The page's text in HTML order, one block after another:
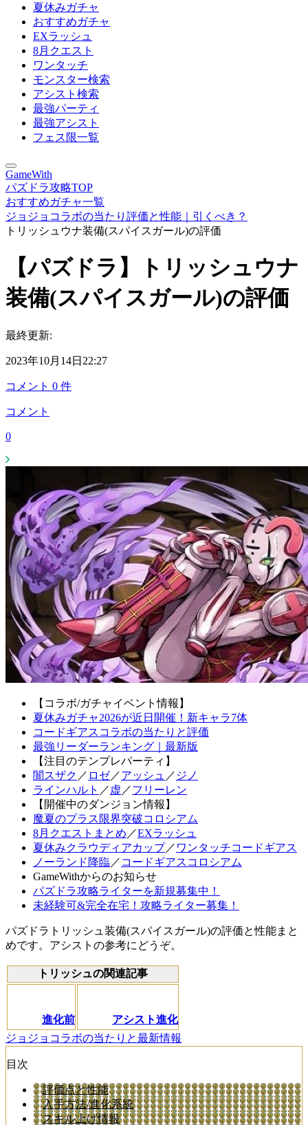
夏休みガチャ
おすすめガチャ
EXラッシュ
8月クエスト
ワンタッチ
モンスター検索
アシスト検索
最強パーティ
最強アシスト
フェス限一覧
GameWith
パズドラ攻略TOP
おすすめガチャ一覧
ジョジョコラボの当たり評価と性能｜引くべき？
トリッシュウナ装備(スパイスガール)の評価
【パズドラ】トリッシュウナ
装備(スパイスガール)の評価
最終更新:
2023年10月14日22:27
コメント 0 件
コメント
0
【コラボ/ガチャイベント情報】
夏休みガチャ2026が近日開催！新キャラ7体
コードギアスコラボの当たりと評価
最強リーダーランキング｜最新版
【注目のテンプレパーティ】
闇スザク ／ ロゼ／アッシュ ／ ジノ
ラインハルト ／ 虚 ／フリーレン
【開催中のダンジョン情報】
魔夏のプラス限界突破コロシアム
8月クエストまとめ ／EXラッシュ
夏休みクラウディアカップ／ ワンタッチコードギアス
ノーランド降臨／ コードギアスコロシアム
GameWithからのお知らせ
パズドラ攻略ライターを新規募集中！
未経験可&完全在宅！攻略ライター募集！
パズドラトリッシュ装備(スパイスガール)の評価と性能まと
めです。アシストの参考にどうぞ。
トリッシュの関連記事
進化前
アシスト進化
ジョジョコラボの当たりと最新情報
目次
評価点と性能
入手方法/進化系統
スキル上げ情報